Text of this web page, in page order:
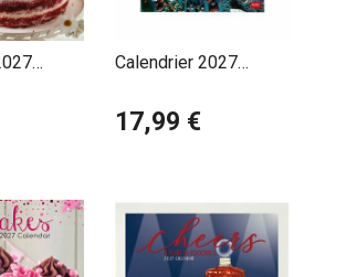
Calendrier 2027
17,99 €